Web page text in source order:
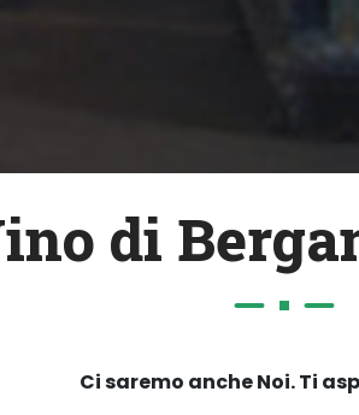
ino di Berga
Ci saremo anche Noi. Ti